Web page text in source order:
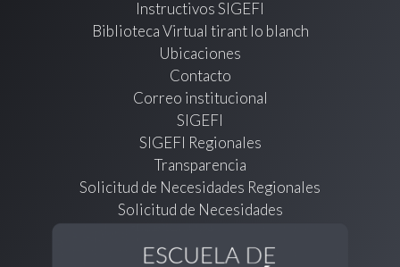
Instructivos SIGEFI
Biblioteca Virtual tirant lo blanch
Ubicaciones
Contacto
Correo institucional
SIGEFI
SIGEFI Regionales
Transparencia
Solicitud de Necesidades Regionales
Solicitud de Necesidades